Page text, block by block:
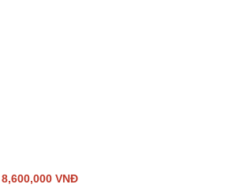
8,600,000 VNĐ